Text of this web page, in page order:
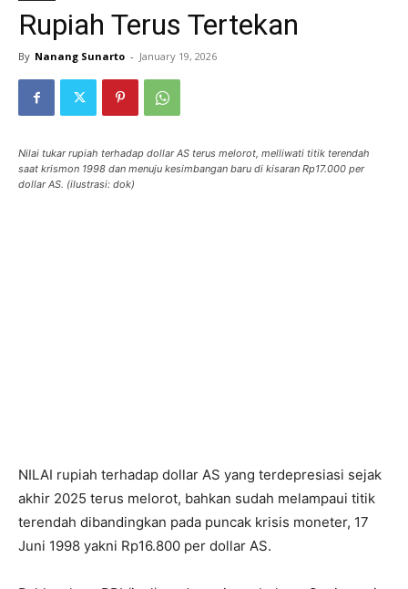
Rupiah Terus Tertekan
By Nanang Sunarto - January 19, 2026
Nilai tukar rupiah terhadap dollar AS terus melorot, melliwati titik terendah
saat krismon 1998 dan menuju kesimbangan baru di kisaran Rp17.000 per
dollar AS. (ilustrasi: dok)
NILAI rupiah terhadap dollar AS yang terdepresiasi sejak
akhir 2025 terus melorot, bahkan sudah melampaui titik
terendah dibandingkan pada puncak krisis moneter, 17
Juni 1998 yakni Rp16.800 per dollar AS.